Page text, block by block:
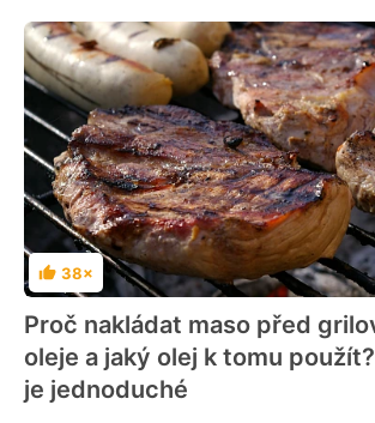
Hodnocení
38×
Proč nakládat maso před
oleje a jaký olej k tomu
je jednoduché